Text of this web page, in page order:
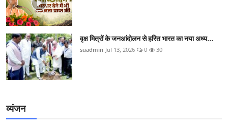
वृक्ष मित्रों के जनआंदोलन से हरित भारत का नया अध्य...
suadmin Jul 13, 2026 0 30
व्यंजन